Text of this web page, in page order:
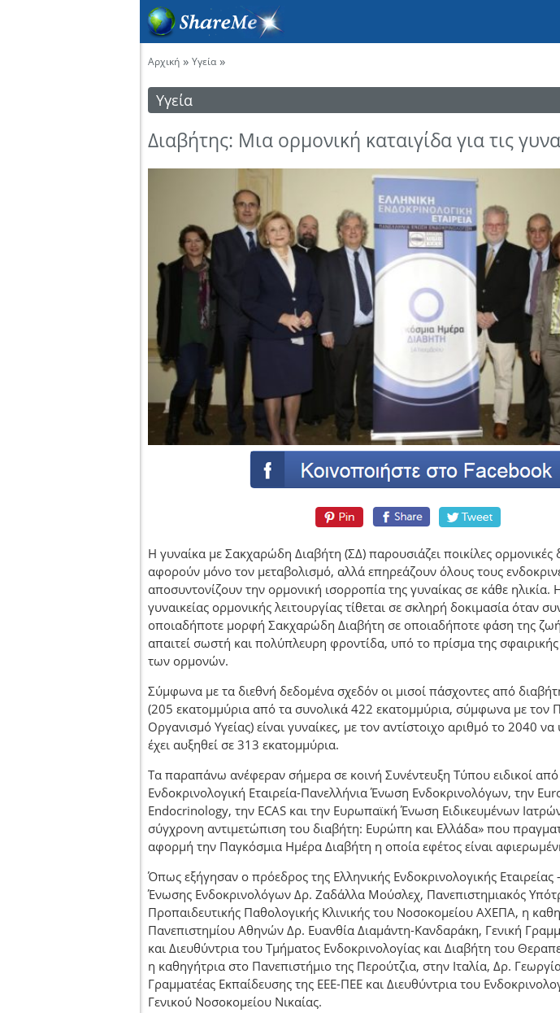
Αρχική » Υγεία »
Υγεία
Διαβήτης: Μια ορμονική καταιγίδα για τις
Η γυναίκα με Σακχαρώδη Διαβήτη (ΣΔ) παρουσιάζει ποικίλες ορμονικές
αφορούν μόνο τον μεταβολισμό, αλλά επηρεάζουν όλους τους
αποσυντονίζουν την ορμονική ισορροπία της γυναίκας σε κάθε ηλικία.
γυναικείας ορμονικής λειτουργίας τίθεται σε σκληρή δοκιμασία όταν
οποιαδήποτε μορφή Σακχαρώδη Διαβήτη σε οποιαδήποτε φάση της
απαιτεί σωστή και πολύπλευρη φροντίδα, υπό το πρίσμα της
των ορμονών.
Σύμφωνα με τα διεθνή δεδομένα σχεδόν οι μισοί πάσχοντες από
(205 εκατομμύρια από τα συνολικά 422 εκατομμύρια, σύμφωνα με τον
Οργανισμό Υγείας) είναι γυναίκες, με τον αντίστοιχο αριθμό το 2040 να
έχει αυξηθεί σε 313 εκατομμύρια.
Τα παραπάνω ανέφεραν σήμερα σε κοινή Συνέντευξη Τύπου ειδικοί από
Ενδοκρινολογική Εταιρεία-Πανελλήνια Ένωση Ενδοκρινολόγων, την
Endocrinology, την ECAS και την Ευρωπαϊκή Ένωση Ειδικευμένων
σύγχρονη αντιμετώπιση του διαβήτη: Ευρώπη και Ελλάδα» που
αφορμή την Παγκόσμια Ημέρα Διαβήτη η οποία εφέτος είναι
Όπως εξήγησαν ο πρόεδρος της Ελληνικής Ενδοκρινολογικής Εταιρείας
Ένωσης Ενδοκρινολόγων Δρ. Ζαδάλλα Μούσλεχ, Πανεπιστημιακός
Προπαιδευτικής Παθολογικής Κλινικής του Νοσοκομείου ΑΧΕΠΑ, η
Πανεπιστημίου Αθηνών Δρ. Ευανθία Διαμάντη-Κανδαράκη, Γενική
και Διευθύντρια του Τμήματος Ενδοκρινολογίας και Διαβήτη του
η καθηγήτρια στο Πανεπιστήμιο της Περούτζια, στην Ιταλία, Δρ.
Γραμματέας Εκπαίδευσης της ΕΕΕ-ΠΕΕ και Διευθύντρια του
Γενικού Νοσοκομείου Νικαίας.